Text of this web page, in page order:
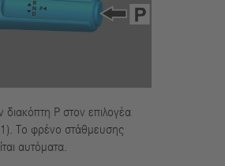
διακόπτη P στον επιλογέα
Το φρένο στάθμευσης
αυτόματα.